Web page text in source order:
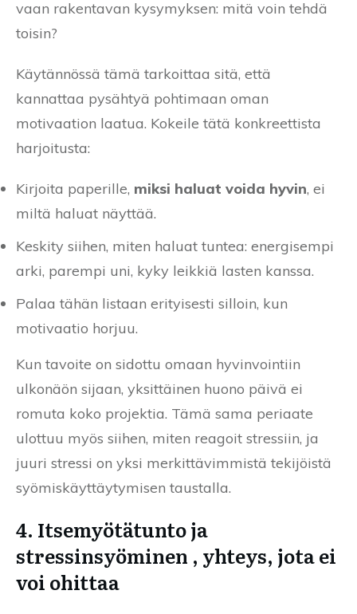
vaan rakentavan kysymyksen: mitä voin tehdä
toisin?
Käytännössä tämä tarkoittaa sitä, että
kannattaa pysähtyä pohtimaan oman
motivaation laatua. Kokeile tätä konkreettista
harjoitusta:
Kirjoita paperille, miksi haluat voida hyvin, ei
miltä haluat näyttää.
Keskity siihen, miten haluat tuntea: energisempi
arki, parempi uni, kyky leikkiä lasten kanssa.
Palaa tähän listaan erityisesti silloin, kun
motivaatio horjuu.
Kun tavoite on sidottu omaan hyvinvointiin
ulkonäön sijaan, yksittäinen huono päivä ei
romuta koko projektia. Tämä sama periaate
ulottuu myös siihen, miten reagoit stressiin, ja
juuri stressi on yksi merkittävimmistä tekijöistä
syömiskäyttäytymisen taustalla.
4. Itsemyötätunto ja
stressinsyöminen , yhteys, jota ei
voi ohittaa